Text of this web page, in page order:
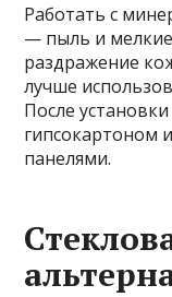
Работать с
— пыль и
раздражение
лучше
После
гипсокартоном
панелями.